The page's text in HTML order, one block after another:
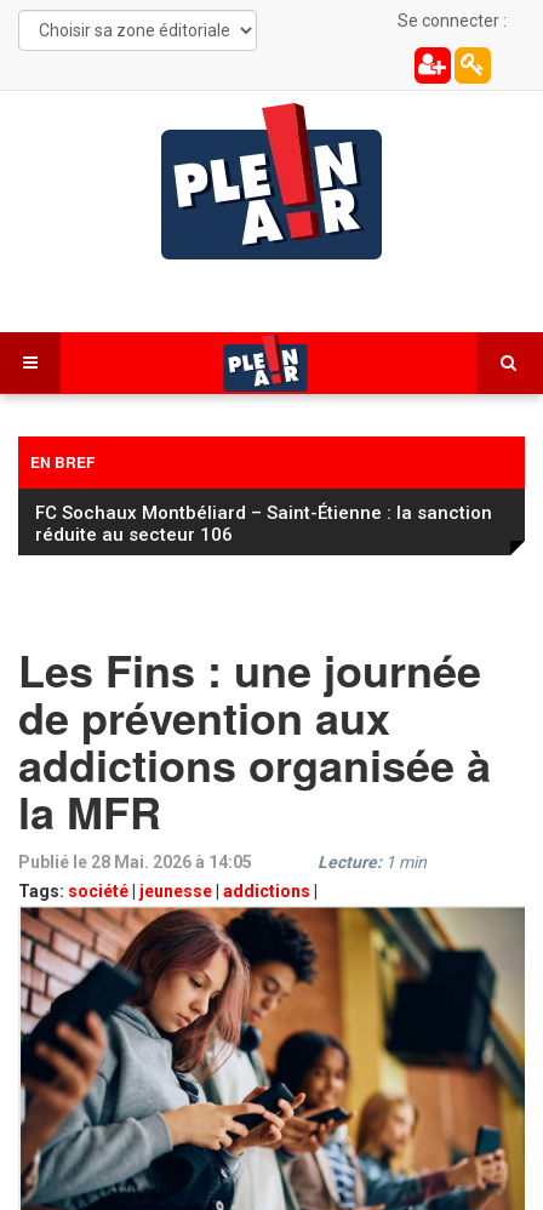
Se connecter :
EN BREF
FC Sochaux Montbéliard – Saint-Étienne : la sanction
réduite au secteur 106
Les Fins : une journée
de prévention aux
addictions organisée à
la MFR
Publié le 28 Mai. 2026 à 14:05
Tags: société jeunesse addictions
Lecture: 1 min